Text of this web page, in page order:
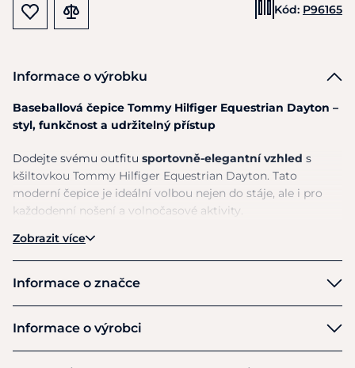
Kód: P96165
Informace o výrobku
Baseballová čepice Tommy Hilfiger Equestrian Dayton –
styl, funkčnost a udržitelný přístup
Dodejte svému outfitu sportovně-elegantní vzhled s
kšiltovkou Tommy Hilfiger Equestrian Dayton. Tato
moderní čepice je ideální volbou nejen do stáje, ale i pro
každodenní nošení a volnočasové aktivity.
Čepice poskytuje ochranu proti slunečnímu záření díky
UPF 40, což oceníte zejména při dlouhém pobytu venku. Je
vyrobenaze 100% polyesteru
důraz je kladen na
k životnímu prostředí.
Hlavní výhody:
Zobrazit více
Informace o značce
Tommy Hilfiger
Informace o výrobci